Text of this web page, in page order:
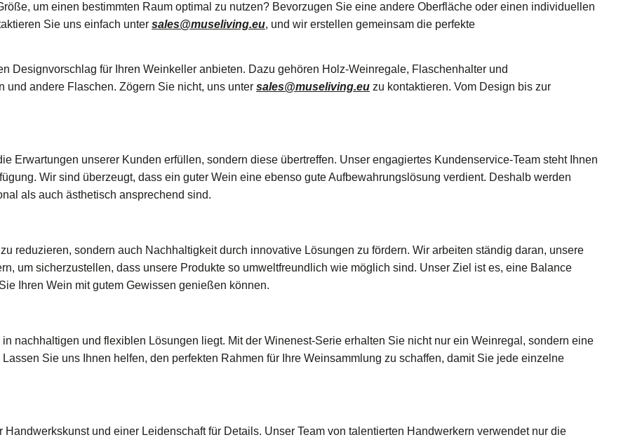
um einen bestimmten Raum optimal zu nutzen? Bevorzugen Sie eine andere Oberfläche oder einen individuellen
Sie uns einfach unter sales@museliving.eu, und wir erstellen gemeinsam die perfekte
Designvorschlag für Ihren Weinkeller anbieten. Dazu gehören Holz-Weinregale, Flaschenhalter und
andere Flaschen. Zögern Sie nicht, uns unter sales@museliving.eu zu kontaktieren. Vom Design bis zur
Erwartungen unserer Kunden erfüllen, sondern diese übertreffen. Unser engagiertes Kundenservice-Team steht Ihnen
Wir sind überzeugt, dass ein guter Wein eine ebenso gute Aufbewahrungslösung verdient. Deshalb werden
als auch ästhetisch ansprechend sind.
reduzieren, sondern auch Nachhaltigkeit durch innovative Lösungen zu fördern. Wir arbeiten ständig daran, unsere
um sicherzustellen, dass unsere Produkte so umweltfreundlich wie möglich sind. Unser Ziel ist es, eine Balance
Ihren Wein mit gutem Gewissen genießen können.
nachhaltigen und flexiblen Lösungen liegt. Mit der Winenest-Serie erhalten Sie nicht nur ein Weinregal, sondern eine
Sie uns Ihnen helfen, den perfekten Rahmen für Ihre Weinsammlung zu schaffen, damit Sie jede einzelne
und einer Leidenschaft für Details. Unser Team von talentierten Handwerkern verwendet nur die